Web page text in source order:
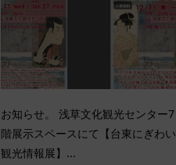
お知らせ。 浅草文化観光センター7
階展示スペースにて【台東にぎわい
観光情報展】...